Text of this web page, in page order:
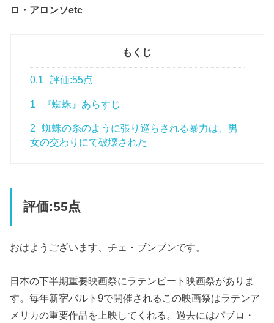
ロ・アロンソetc
もくじ
0.1 評価:55点
1 『蜘蛛』あらすじ
2
蜘蛛の糸のように張り巡らされる暴力は、男
女の交わりにて破壊された
評価:55点
おはようございます、チェ・ブンブンです。
日本の下半期重要映画祭にラテンビート映画祭がありま
す。毎年新宿バルト9で開催されるこの映画祭はラテンア
メリカの重要作品を上映してくれる。過去にはパブロ・